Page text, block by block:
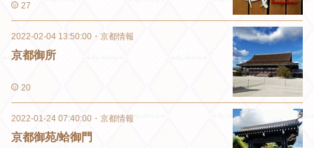
27
2022-02-04 13:50:00 ・ 京都情報
京都御所
20
2022-01-24 07:40:00 ・ 京都情報
京都御苑/蛤御門